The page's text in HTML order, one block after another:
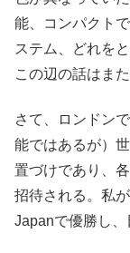
能、コンパクト
ステム、どれを
この辺の話はま
さて、ロンドン
能ではあるが）
置づけであり、
招待される。私
Japanで優勝し、